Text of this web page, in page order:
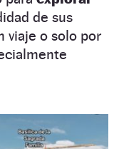
de sus
viaje o solo por